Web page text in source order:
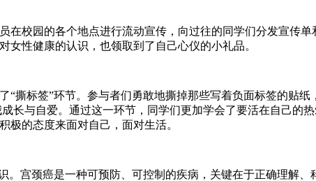
校园的各个地点进行流动宣传，向过往的同学们分发宣传
性健康的认识，也领取到了自己心仪的小礼品。
撕标签”环节。参与者们勇敢地撕掉那些写着负面标签的贴
长与自爱。通过这一环节，同学们更加学会了要活在自己的
极的态度来面对自己，面对生活。
宫颈癌是一种可预防、可控制的疾病，关键在于正确理解